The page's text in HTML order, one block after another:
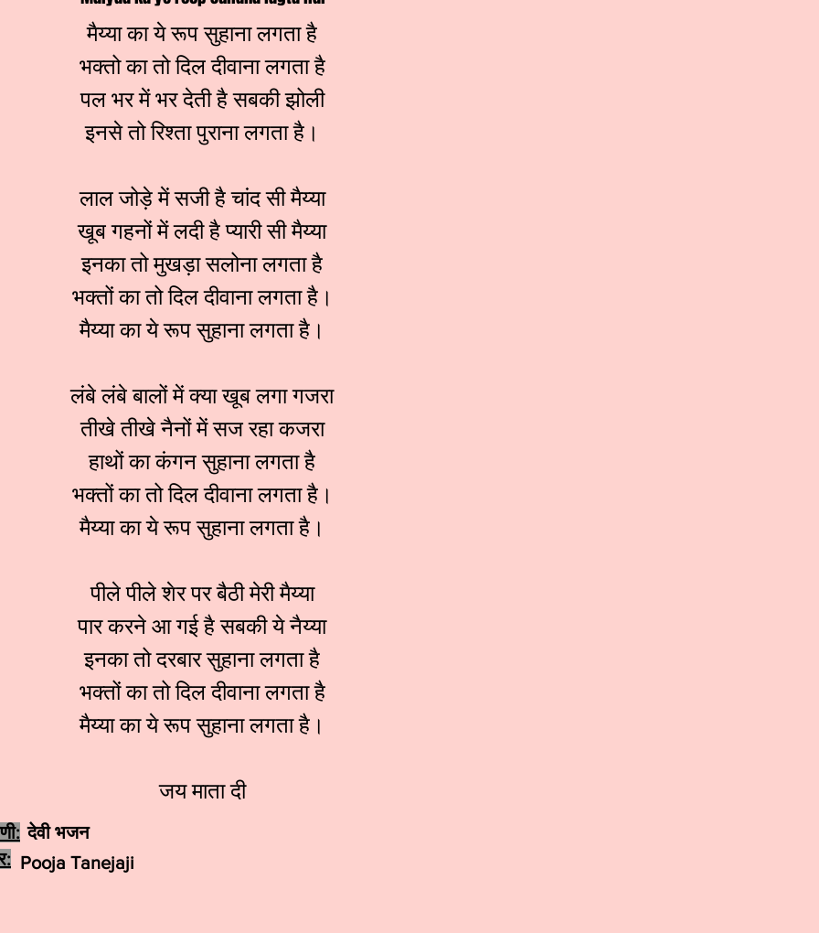
मैय्या का ये रूप सुहाना लगता है
भक्तो का तो दिल दीवाना लगता है
पल भर में भर देती है सबकी झोली
इनसे तो रिश्ता पुराना लगता है।
लाल जोड़े में सजी है चांद सी मैय्या
खूब गहनों में लदी है प्यारी सी मैय्या
इनका तो मुखड़ा सलोना लगता है
भक्तों का तो दिल दीवाना लगता है।
मैय्या का ये रूप सुहाना लगता है।
लंबे लंबे बालों में क्या खूब लगा गजरा
तीखे तीखे नैनों में सज रहा कजरा
हाथों का कंगन सुहाना लगता है
भक्तों का तो दिल दीवाना लगता है।
मैय्या का ये रूप सुहाना लगता है।
पीले पीले शेर पर बैठी मेरी मैय्या
पार करने आ गई है सबकी ये नैय्या
इनका तो दरबार सुहाना लगता है
भक्तों का तो दिल दीवाना लगता है
मैय्या का ये रूप सुहाना लगता है।
जय माता दी
देवी भजन
Pooja Tanejaji